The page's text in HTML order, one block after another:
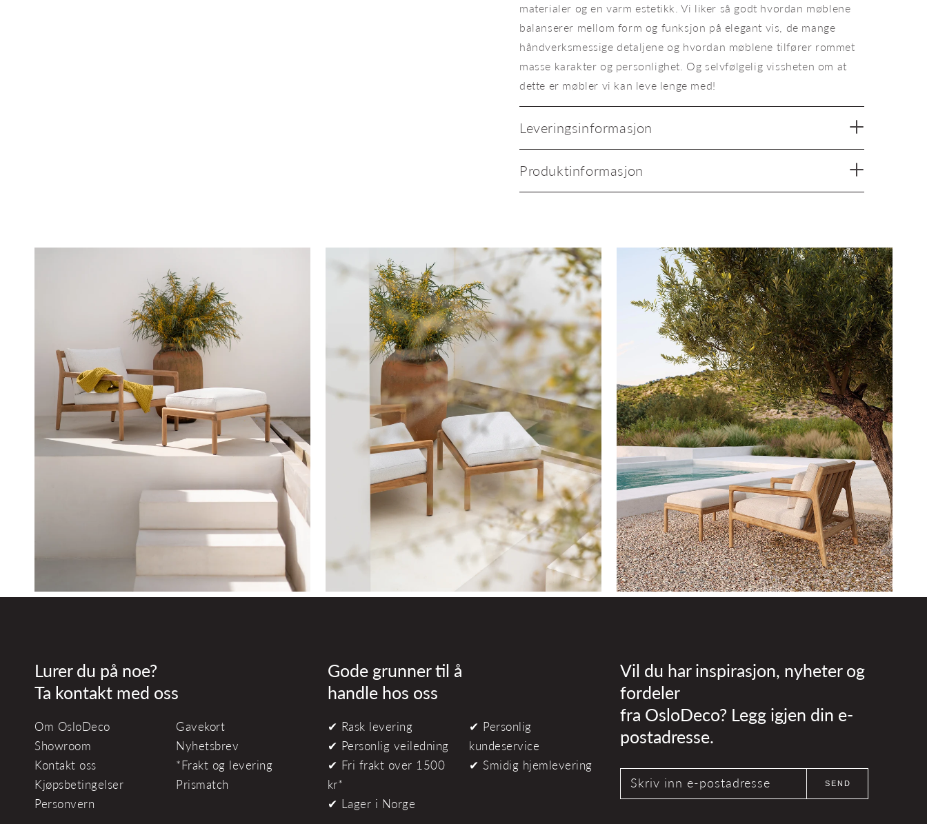
materialer og en varm estetikk. Vi liker så godt hvordan møblene
balanserer mellom form og funksjon på elegant vis, de mange
håndverksmessige detaljene og hvordan møblene tilfører rommet
masse karakter og personlighet. Og selvfølgelig vissheten om at
dette er møbler vi kan leve lenge med!
Leveringsinformasjon
Produktinformasjon
Lurer du på noe?
Ta kontakt med oss
Om OsloDeco
Showroom
Kontakt oss
Kjøpsbetingelser
Personvern
Gavekort
Nyhetsbrev
*Frakt og levering
Prismatch
Gode grunner til å
handle hos oss
✔ Rask levering
✔ Personlig veiledning
✔ Fri frakt over 1500
kr*
✔ Lager i Norge
✔ Personlig
kundeservice
✔ Smidig hjemlevering
Vil du har inspirasjon, nyheter og
fordeler
fra OsloDeco? Legg igjen din e-
postadresse.
Skriv inn e-postadresse SEND